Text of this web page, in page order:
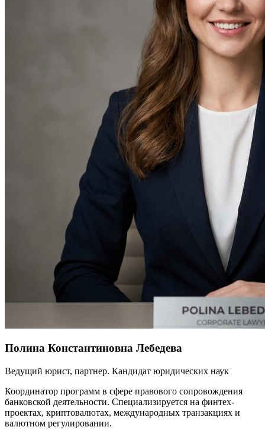
Полина Константиновна Лебедева
Ведущий юрист, партнер. Кандидат юридических наук
Координатор программ в сфере правового сопровождения
банковской деятельности. Специализируется на финтех-
проектах, криптовалютах, международных транзакциях и
валютном регулировании.